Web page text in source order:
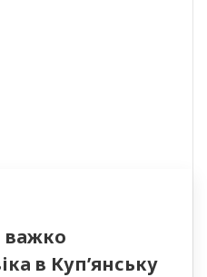
важко
в Куп’янську